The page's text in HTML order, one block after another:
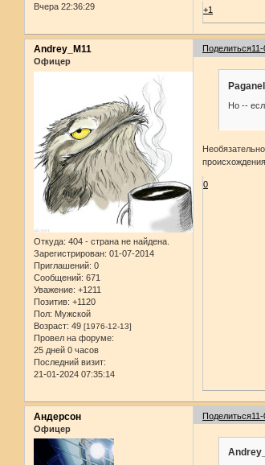
Вчера 22:36:29
+1
Поделиться
Andrey_M11
Офицер
Откуда: 404 - страна не найдена.
Зарегистрирован: 01-07-2014
Приглашений: 0
Сообщений: 671
Уважение: +1211
Позитив: +1120
Пол: Мужской
Возраст: 49 [1976-12-13]
Провел на форуме:
25 дней 0 часов
Последний визит:
21-01-2024 07:35:14
Paganell
Но --
0
Поделиться
Андерсон
Офицер